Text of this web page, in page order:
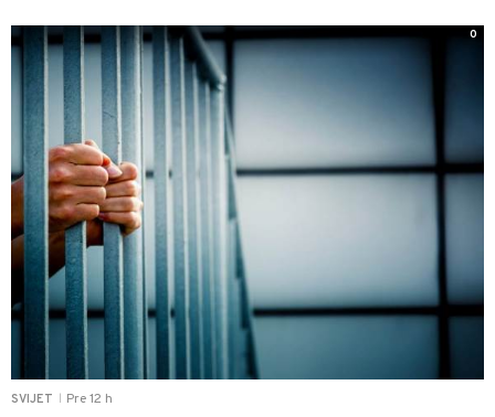
SVIJET Pre 12 h
0